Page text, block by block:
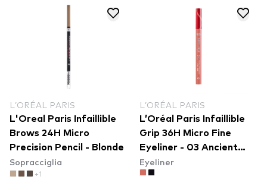
L’ORÉAL PARIS
L'Oreal Paris Infaillible
Brows 24H Micro
Precision Pencil - Blonde
Sopracciglia
+1
L’ORÉAL PARIS
L’Oréal Paris Infaillible
Grip 36H Micro Fine
Eyeliner​ - 03 Ancient
Rose
Eyeliner